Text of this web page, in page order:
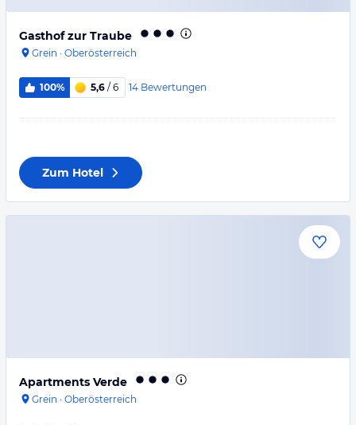
Gasthof zur Traube
Grein · Oberösterreich
100% 5,6 / 6 14 Bewertungen
Zum Hotel
Apartments Verde
Grein · Oberösterreich